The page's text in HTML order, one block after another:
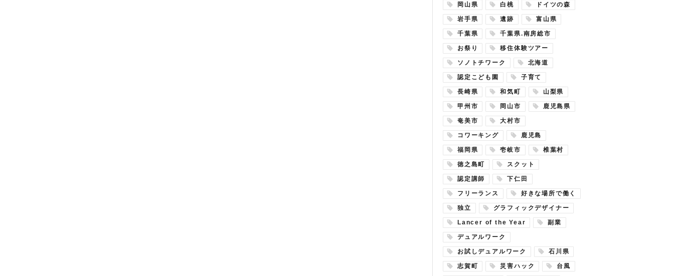
岡山県 白桃 ドイツの森
岩手県 遺跡 富山県
千葉県 千葉県.南房総市
お祭り 移住体験ツアー
ソノトチワーク 北海道
認定こども園 子育て
長崎県 和気町 山梨県
甲州市 岡山市 鹿児島県
奄美市 大村市
コワーキング 鹿児島
福岡県 壱岐市 椎葉村
徳之島町 スクット
認定講師 下仁田
フリーランス 好きな場所で働く
独立 グラフィックデザイナー
Lancer of the Year 副業
デュアルワーク
お試しデュアルワーク 石川県
志賀町 災害ハック 台風